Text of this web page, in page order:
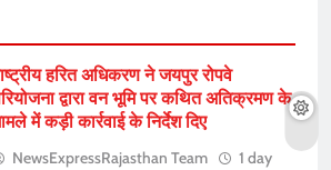
हरित अधिकरण ने जयपुर रोपवे
द्वारा वन भूमि पर कथित अतिक्रमण के
में कड़ी कार्रवाई के निर्देश दिए
NewsExpressRajasthan Team
1 day